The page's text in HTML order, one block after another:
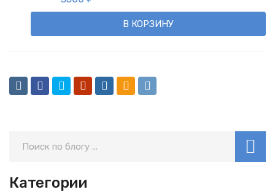
В КОРЗИНУ
Категории